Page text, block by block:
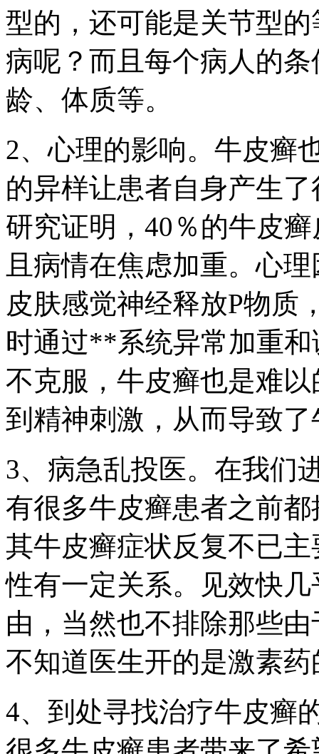
型的，还可能是关节型
病呢？而且每个病人的
龄、体质等。
2、心理的影响。牛皮癣
的异样让患者自身产生
研究证明，40％的牛皮
且病情在焦虑加重。心
皮肤感觉神经释放P物质
时通过**系统异常加重
不克服，牛皮癣也是难
到精神刺激，从而导致
3、病急乱投医。在我们
有很多牛皮癣患者之前
其牛皮癣症状反复不已
性有一定关系。见效快
由，当然也不排除那些
不知道医生开的是激素
4、到处寻找治疗牛皮癣